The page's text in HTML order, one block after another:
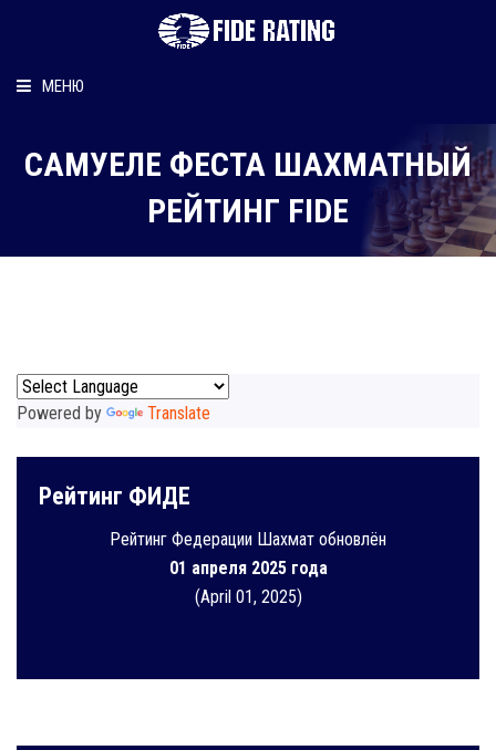
МЕНЮ
Рейтинг шахматиста
Персональный информер
САМУЕЛЕ ФЕСТА ШАХМАТНЫЙ
РЕЙТИНГ FIDE
Powered by Translate
Рейтинг ФИДЕ
Рейтинг Федерации Шахмат обновлён
01 апреля 2025 года
(April 01, 2025)